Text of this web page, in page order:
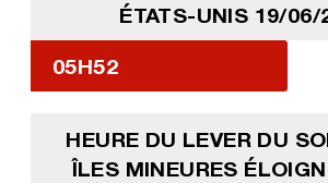
ÉTATS-UNIS 19/06/
05H52
HEURE DU LEVER DU
ÎLES MINEURES